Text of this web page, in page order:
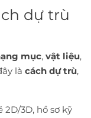
dự trù
mục, vật liệu,
là cách dự trù,
2D/3D, hồ sơ kỹ